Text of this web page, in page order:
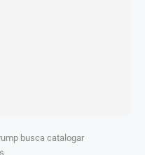
busca catalogar